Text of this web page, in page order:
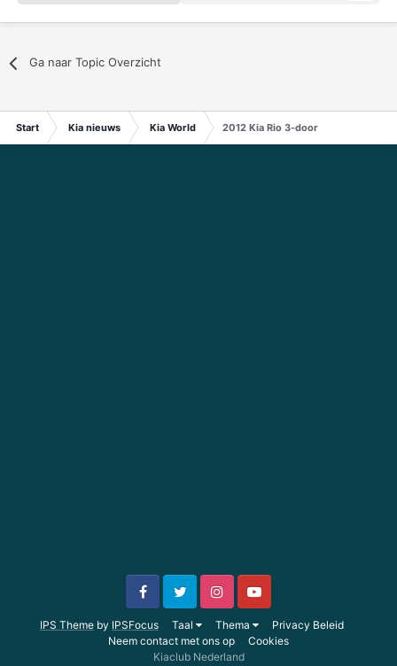
Ga naar Topic Overzicht
Start Kia nieuws Kia World 2012 Kia Rio 3-door
IPS Theme by IPSFocus Taal Thema
Privacy Beleid
Neem contact met ons op
Cookies
Kiaclub Nederland